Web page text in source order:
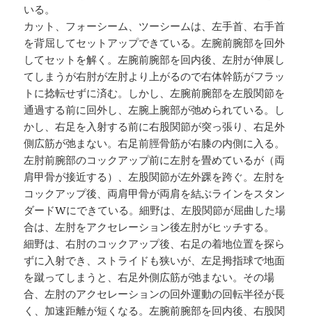
いる。
カット、フォーシーム、ツーシームは、左手首、右手首
を背屈してセットアップできている。左腕前腕部を回外
してセットを解く。左腕前腕部を回内後、左肘が伸展し
てしまうが右肘が左肘より上がるので右体幹筋がフラッ
トに捻転せずに済む。しかし、左腕前腕部を左股関節を
通過する前に回外し、左腕上腕部が弛められている。し
かし、右足を入射する前に右股関節が突っ張り、右足外
側広筋が弛まない。右足前脛骨筋が右膝の内側に入る。
左肘前腕部のコックアップ前に左肘を畳めているが（両
肩甲骨が接近する）、左股関節が左外踝を跨ぐ。左肘を
コックアップ後、両肩甲骨が両肩を結ぶラインをスタン
ダードWにできている。細野は、左股関節が屈曲した場
合は、左肘をアクセレーション後左肘がヒッチする。
細野は、右肘のコックアップ後、右足の着地位置を探ら
ずに入射でき、ストライドも狭いが、左足拇指球で地面
を蹴ってしまうと、右足外側広筋が弛まない。その場
合、左肘のアクセレーションの回外運動の回転半径が長
く、加速距離が短くなる。左腕前腕部を回内後、右股関